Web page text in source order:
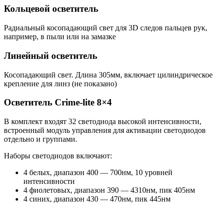
Кольцевой осветитель
Радиальный косопадающий свет для 3D следов пальцев рук,
например, в пыли или на замазке
Линейный осветитель
Косопадающий свет. Длина 305мм, включает цилиндрическое
крепление для линз (не показано)
Осветитель Crime-lite 8×4
В комплект входят 32 светодиода высокой интенсивности,
встроенный модуль управления для активации светодиодов
отдельно и группами.
Наборы светодиодов включают:
4 белых, диапазон 400 — 700нм, 10 уровней
интенсивности
4 фиолетовых, диапазон 390 — 4310нм, пик 405нм
4 синих, диапазон 430 — 470нм, пик 445нм